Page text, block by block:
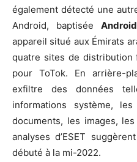
également détecté une
Android, baptisée
appareil situé aux Émirats
quatre sites de distribution
pour ToTok. En arrière-
exfiltre des données
informations système,
documents, les images,
analyses d’ESET
débuté à la mi-2022.